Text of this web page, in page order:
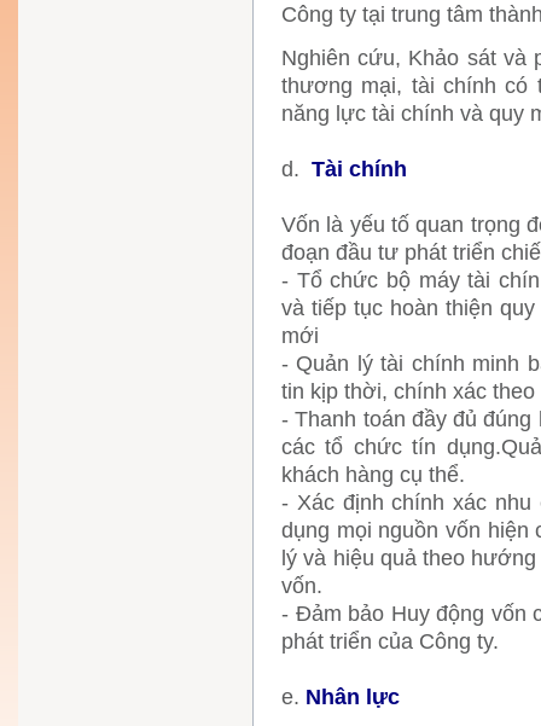
Công ty tại trung tâm
Nghiên cứu, Khảo sát và
thương mại, tài chính có
năng lực tài chính và quy
d. Tài chính
Vốn là yếu tố quan trọng
đoạn đầu tư phát triển
- Tổ chức bộ máy tài
và tiếp tục hoàn thiện
mới
- Quản lý tài chính minh
tin kịp thời, chính xác
- Thanh toán đầy đủ
các tổ chức tín
khách hàng cụ thể.
- Xác định chính xác
dụng mọi nguồn vốn hiện
lý và hiệu quả theo
vốn.
- Đảm bảo Huy động vốn
phát triển của Công ty.
e. Nhân lực